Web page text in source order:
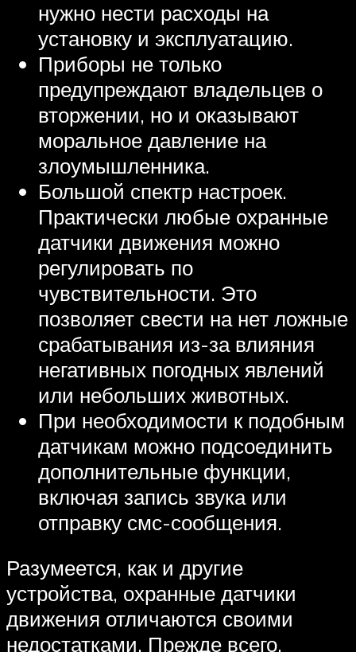
нужно нести расходы на
установку и эксплуатацию.
Приборы не только
предупреждают владельцев о
вторжении, но и оказывают
моральное давление на
злоумышленника.
Большой спектр настроек.
Практически любые охранные
датчики движения можно
регулировать по
чувствительности. Это
позволяет свести на нет ложные
срабатывания из-за влияния
негативных погодных явлений
или небольших животных.
При необходимости к подобным
датчикам можно подсоединить
дополнительные функции,
включая запись звука или
отправку смс-сообщения.
Разумеется, как и другие
устройства, охранные датчики
движения отличаются своими
недостатками. Прежде всего,